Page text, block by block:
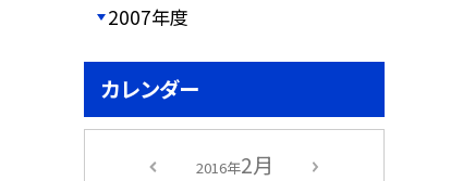
2007年度
カレンダー
2016年2月